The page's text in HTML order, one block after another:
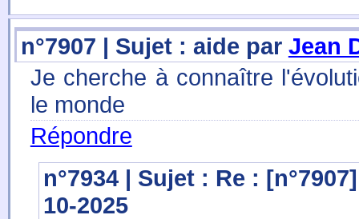
n°7907 | Sujet : aide par Jean
Je cherche à connaître
le monde
Répondre
n°7934 | Sujet : Re :
10-2025